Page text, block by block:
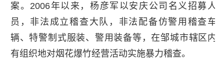
案。2006年以来，杨彦军以安庆公司名义招募人
员，非法成立稽查大队，非法配备仿警用稽查车
辆、特警制式服装、警用装备等，在邹城市辖区内
有组织地对烟花爆竹经营活动实施暴力稽查。